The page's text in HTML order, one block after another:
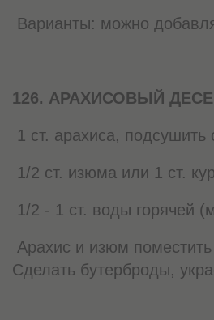
Варианты: можно
126. АРАХИСОВЫЙ
1 ст. арахиса, подсушить
1/2 ст. изюма или 1 ст.
1/2 - 1 ст. воды горячей
Арахис и изюм
Сделать бутерброды,